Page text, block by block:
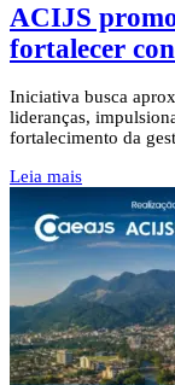
ACIJS
fortalecer
Iniciativa busca
lideranças,
fortalecimento da
Leia mais